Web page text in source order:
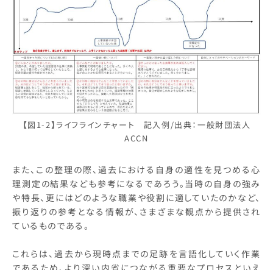
【図1-2】ライフラインチャート 記入例/出典：一般財団法人
ACCN
また、この整理の際、過去における自身の適性を見つめる心
理測定の結果なども参考になるであろう。当時の自身の強み
や特長、更にはどのような職業や役割に適していたのかなど、
振り返りの参考となる情報が、さまざまな観点から提供され
ているものである。
これらは、過去から現時点までの足跡を言語化していく作業
であるため、より深い内省につながる重要なプロセスといえ